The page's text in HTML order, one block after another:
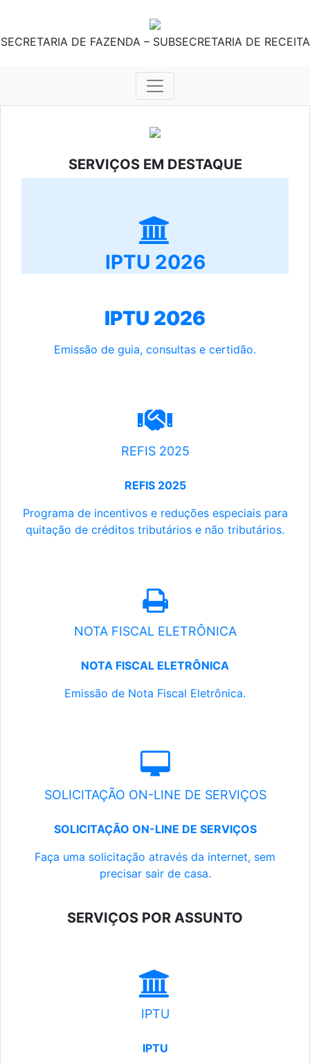
SECRETARIA DE FAZENDA – SUBSECRETARIA DE RECEITA
SERVIÇOS EM DESTAQUE
IPTU 2026
IPTU 2026
Emissão de guia, consultas e certidão.
REFIS 2025
REFIS 2025
Programa de incentivos e reduções especiais para
quitação de créditos tributários e não tributários.
NOTA FISCAL ELETRÔNICA
NOTA FISCAL ELETRÔNICA
Emissão de Nota Fiscal Eletrônica.
SOLICITAÇÃO ON-LINE DE SERVIÇOS
SOLICITAÇÃO ON-LINE DE SERVIÇOS
Faça uma solicitação através da internet, sem
precisar sair de casa.
SERVIÇOS POR ASSUNTO
IPTU
IPTU